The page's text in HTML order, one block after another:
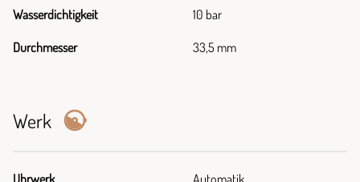
Wasserdichtigkeit 10 bar
Durchmesser 33,5 mm
Werk
Uhrwerk Automatik